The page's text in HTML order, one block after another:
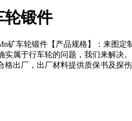
轮锻件
矿车轮锻件【产品规格】：来图
实属于行车轮的问题，我们来解决
格出厂，出厂材料提供质保书及探